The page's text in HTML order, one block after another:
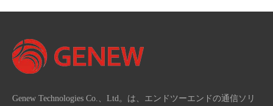
Genew Technologies Co.、Ltd。は、エンドツーエンドの通信ソリ